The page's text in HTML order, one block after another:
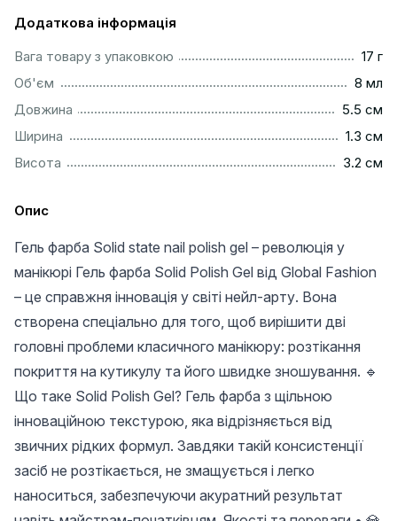
Додаткова інформація
Вага товару з упаковкою
17 г
Об'єм
8 мл
Довжина
5.5 см
Ширина
1.3 см
Висота
3.2 см
Опис
Гель фарба Solid state nail polish gel – революція у
манікюрі Гель фарба Solid Polish Gel від Global Fashion
– це справжня інновація у світі нейл-арту. Вона
створена спеціально для того, щоб вирішити дві
головні проблеми класичного манікюру: розтікання
покриття на кутикулу та його швидке зношування. 🔹
Що таке Solid Polish Gel? Гель фарба з щільною
інноваційною текстурою, яка відрізняється від
звичних рідких формул. Завдяки такій консистенції
засіб не розтікається, не змащується і легко
наноситься, забезпечуючи акуратний результат